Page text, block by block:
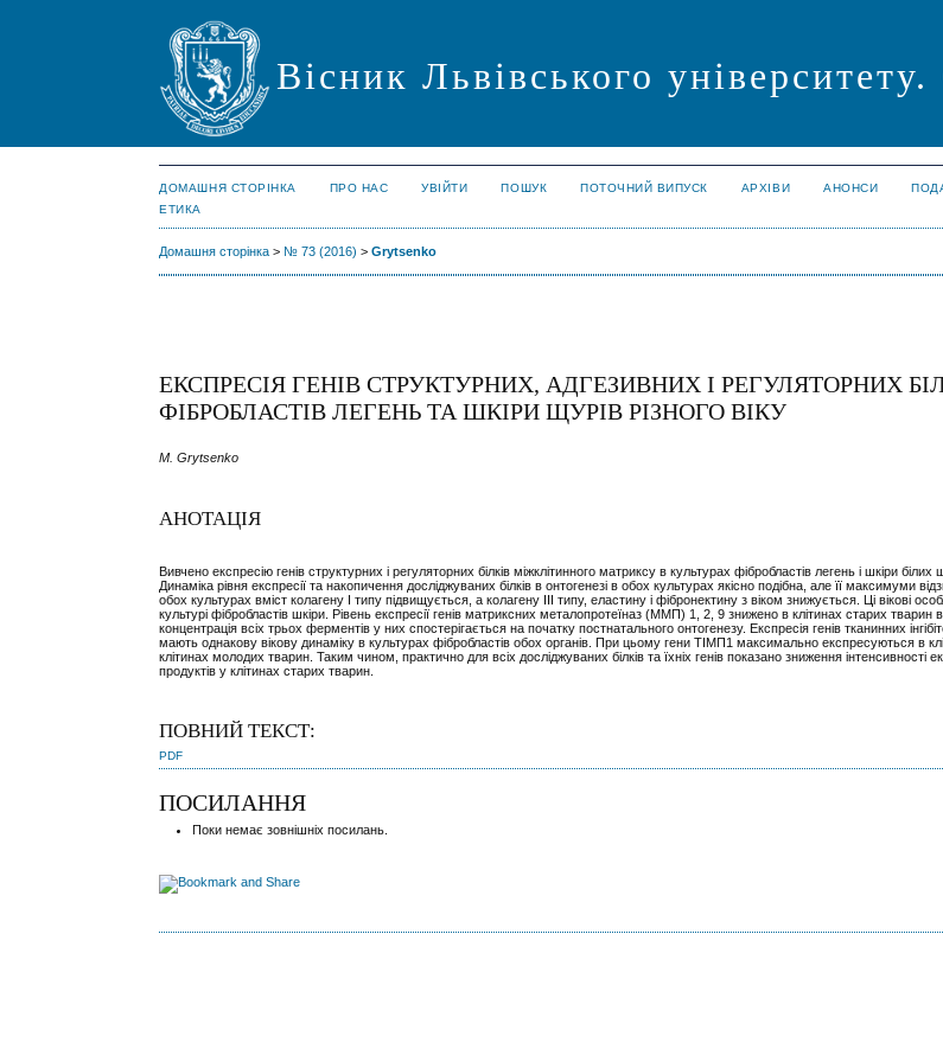
Вісник Львівського університету.
ДОМАШНЯ СТОРІНКА ПРО НАС УВІЙТИ ПОШУК ПОТОЧНИЙ ВИПУСК АРХІВИ АНОНСИ
ЕТИКА
Домашня сторінка > № 73 (2016) >Grytsenko
ЕКСПРЕСІЯ ГЕНІВ СТРУКТУРНИХ, АДГЕЗИВНИХ І РЕГУЛЯТОРНИХ
ФІБРОБЛАСТІВ ЛЕГЕНЬ ТА ШКІРИ ЩУРІВ РІЗНОГО ВІКУ
M. Grytsenko
АНОТАЦІЯ
Вивчено експресію генів структурних і регуляторних білків міжклітинного матриксу в культурах фібробластів легень і шкіри білих
Динаміка рівня експресії та накопичення досліджуваних білків в онтогенезі в обох культурах якісно подібна, але її максимуми
обох культурах вміст колагену І типу підвищується, а колагену ІІІ типу, еластину і фібронектину з віком знижується. Ці вікові
культурі фібробластів шкіри. Рівень експресії генів матриксних металопротеїназ (ММП) 1, 2, 9 знижено в клітинах старих
концентрація всіх трьох ферментів у них спостерігається на початку постнатального онтогенезу. Експресія генів тканинних
мають однакову вікову динаміку в культурах фібробластів обох органів. При цьому гени ТІМП1 максимально експресуються в
клітинах молодих тварин. Таким чином, практично для всіх досліджуваних білків та їхніх генів показано зниження інтенсивності
продуктів у клітинах старих тварин.
ПОВНИЙ ТЕКСТ:
PDF
ПОСИЛАННЯ
Поки немає зовнішніх посилань.